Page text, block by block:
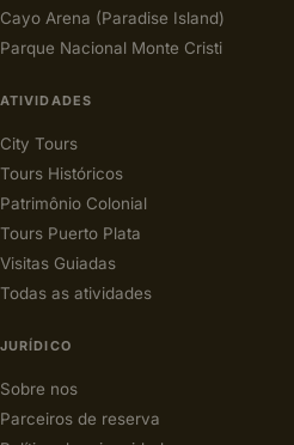
Cayo Arena (Paradise Island)
Parque Nacional Monte Cristi
ATIVIDADES
City Tours
Tours Históricos
Patrimônio Colonial
Tours Puerto Plata
Visitas Guiadas
Todas as atividades
JURÍDICO
Sobre nos
Parceiros de reserva